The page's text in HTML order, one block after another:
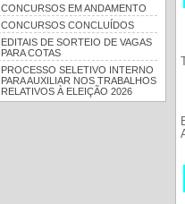
CONCURSOS EM ANDAMENTO
CONCURSOS CONCLUÍDOS
EDITAIS DE SORTEIO DE VAGAS
PARA COTAS
PROCESSO SELETIVO INTERNO
PARA AUXILIAR NOS TRABALHOS
RELATIVOS À ELEIÇÃO 2026